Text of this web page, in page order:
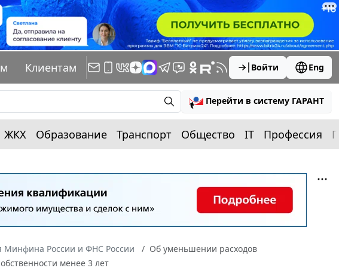
Клиентам Войти Eng
Перейти в систему ГАРАНТ
ЖКХ Образование Транспорт Общество IT Профессия
России и ФНС России
Об уменьшении расходов
менее 3 лет